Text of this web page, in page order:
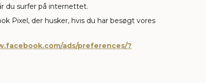
du surfer på internettet.
Pixel, der husker, hvis du har besøgt vores
ads/preferences/?